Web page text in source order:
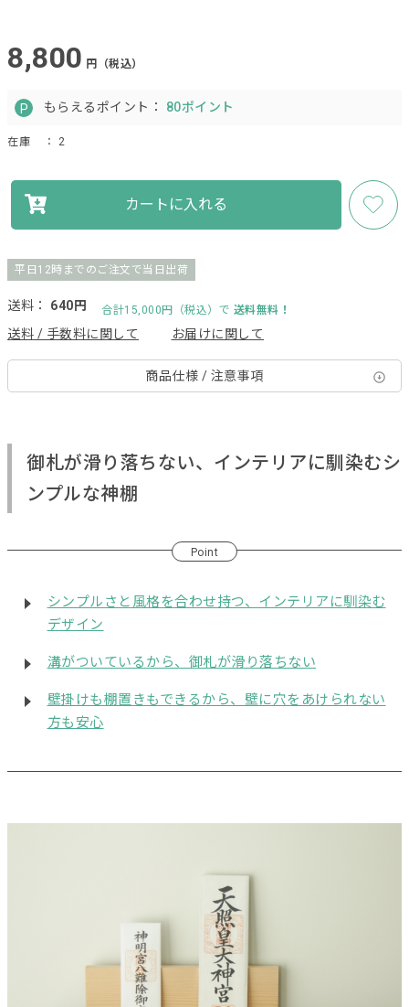
8,800 円（税込）
もらえるポイント： 80ポイント
在庫 ： 2
カートに入れる
平日12時までのご注文で当日出荷
送料： 640円 合計15,000円（税込）で 送料無料！
送料 / 手数料に関して お届けに関して
商品仕様 / 注意事項
御札が滑り落ちない、インテリアに馴染むシ
ンプルな神棚
Point
シンプルさと風格を合わせ持つ、インテリアに馴染む
デザイン
溝がついているから、御札が滑り落ちない
壁掛けも棚置きもできるから、壁に穴をあけられない
方も安心